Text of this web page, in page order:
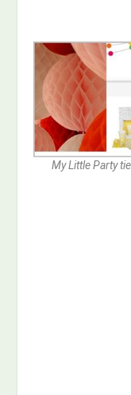
My Little Party